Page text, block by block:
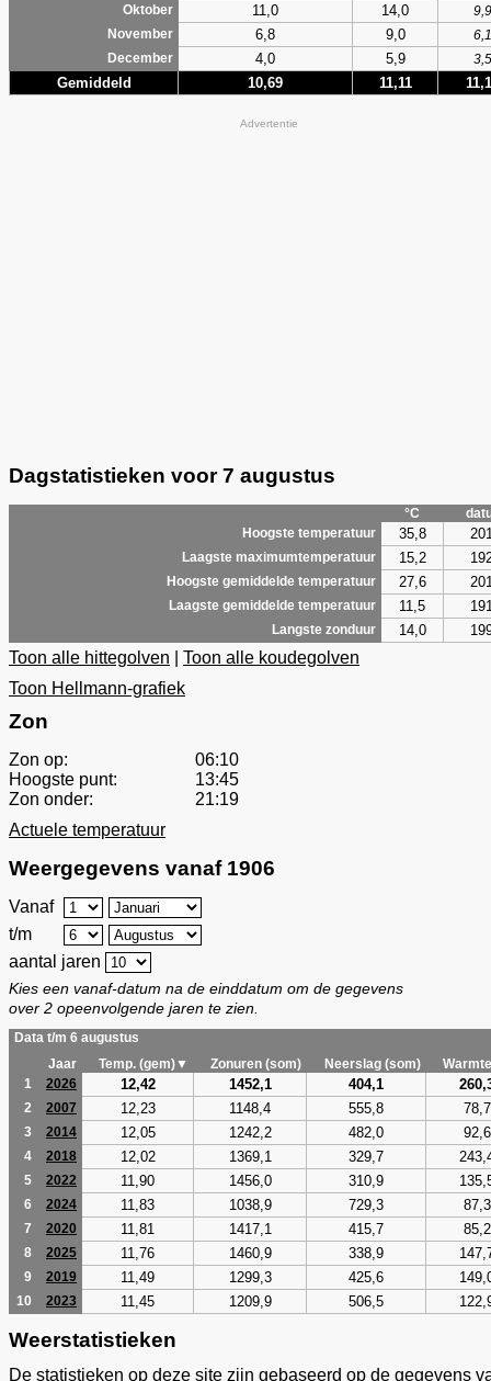
Oktober
11,0 14,0
9,9
November
6,8 9,0
6,1
December
4,0 5,9 3,5
Gemiddeld 10,69 11,11
Advertentie
Dagstatistieken voor 7 augustus
°C
Hoogste temperatuur
35,8
Laagste maximumtemperatuur 15,2
Hoogste gemiddelde temperatuur 27,6
Laagste gemiddelde temperatuur 11,5
Langste zonduur 14,0
Toon alle hittegolven
Toon alle koudegolven
Toon Hellmann-grafiek
Zon
Zon op:
06:10
Hoogste punt:
13:45
Zon onder:
21:19
Actuele temperatuur
Weergegevens vanaf 1906
Vanaf
t/m
aantal jaren
Kies een vanaf-datum na de einddatum om de gegevens
over 2 opeenvolgende jaren te zien.
Data t/m 6 augustus
Jaar
Temp. (gem)▼ Zonuren (som) Neerslag (som)
1
2026 12,42 1452,1 404,1
2 2007 12,23 1148,4 555,8 78,7
3 2014 12,05 1242,2 482,0 92,6
4 2018 12,02 1369,1 329,7
5 2022 11,90 1456,0 310,9
6 2024 11,83 1038,9 729,3 87,3
7 2020 11,81 1417,1 415,7 85,2
8 2025 11,76 1460,9 338,9
9 2019 11,49 1299,3 425,6
10 2023 11,45 1209,9 506,5
Weerstatistieken
De statistieken op deze site zijn gebaseerd op de gegevens